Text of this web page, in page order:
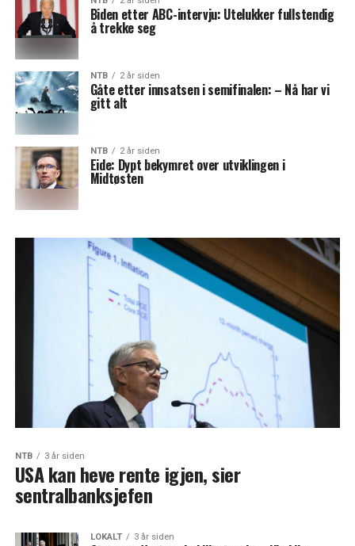
Biden etter ABC-intervju: Utelukker fullstendig
å trekke seg
NTB 2 år siden
Gåte etter innsatsen i semifinalen: – Nå har vi
gitt alt
NTB 2 år siden
Eide: Dypt bekymret over utviklingen i
Midtøsten
NTB 3 år siden
USA kan heve rente igjen, sier
sentralbanksjefen
LOKALT 3 år siden